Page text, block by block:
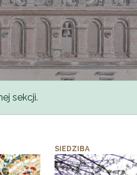
sekcji.
SIEDZIBA